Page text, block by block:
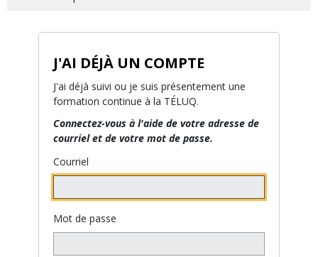
J'AI DÉJÀ UN COMPTE
J'ai déjà suivi ou je suis présentement une
formation continue à la TÉLUQ.
Connectez-vous à l'aide de votre adresse de
courriel et de votre mot de passe.
Courriel
Mot de passe